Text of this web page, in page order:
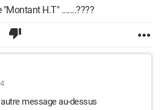
H.T" .......????
message au-dessus